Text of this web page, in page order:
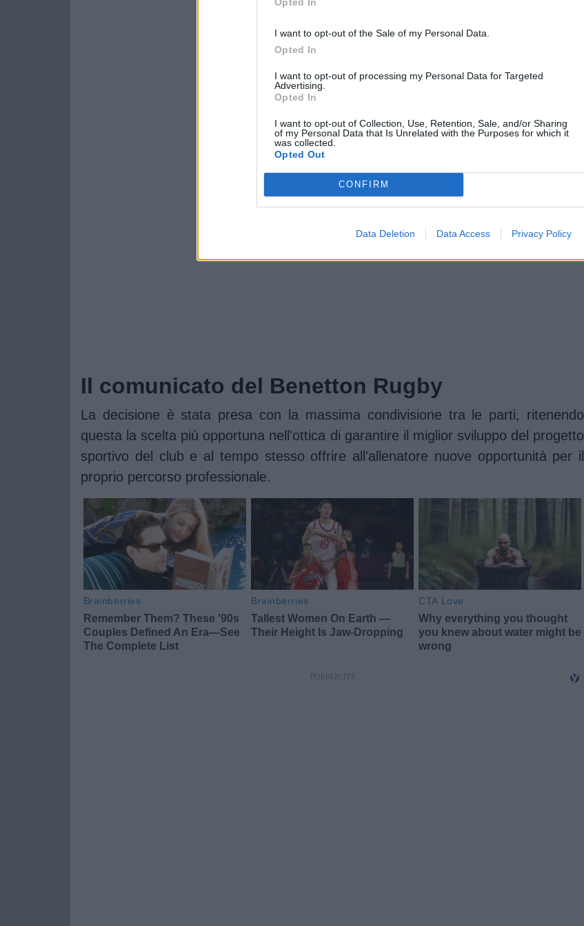
I want to opt-out of the Sale of my Personal Data.
Opted In
I want to opt-out of processing my Personal Data for Targeted
Advertising.
Opted In
I want to opt-out of Collection, Use, Retention, Sale, and/or Sharing
of my Personal Data that Is Unrelated with the Purposes for which it
was collected.
Opted Out
CONFIRM
Data Deletion Data Access Privacy Policy
Il comunicato del Benetton Rugby
La decisione è stata presa con la massima condivisione tra le parti, ritenendo
questa la scelta più opportuna nell'ottica di garantire il miglior sviluppo del progetto
sportivo del club e al tempo stesso offrire all'allenatore nuove opportunità per il
proprio percorso professionale.